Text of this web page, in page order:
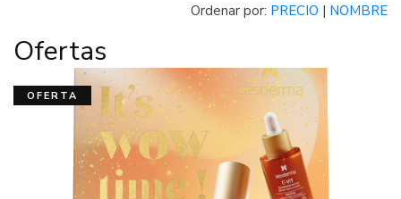
CONTROL
DR SCHOLL
DUCRAY
FLUOCARIL
Ordenar por: PRECIO | NOMBRE
Ofertas
OFERTA